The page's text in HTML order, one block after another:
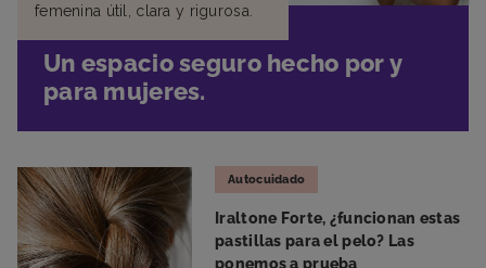
femenina útil, clara y rigurosa.
Un espacio seguro hecho por y
para mujeres.
Autocuidado
Iraltone Forte, ¿funcionan estas
pastillas para el pelo? Las
ponemos a prueba